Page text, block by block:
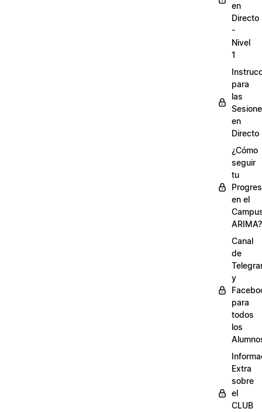
en
Directo
-
Nivel
1
para
las
en
Directo
¿Cómo
seguir
tu
en el
ARIMA?
Canal
de
y
para
todos
los
Extra
sobre
el
CLUB